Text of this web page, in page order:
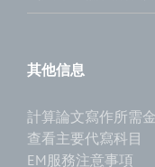
其他信息
計算論文寫作所需
查看主要代寫科目
EM服務注意事項